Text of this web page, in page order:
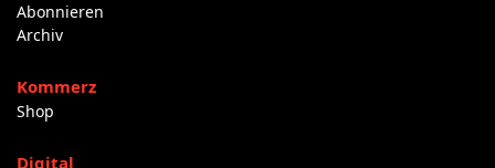
Abonnieren
Archiv
Kommerz
Shop
Digital